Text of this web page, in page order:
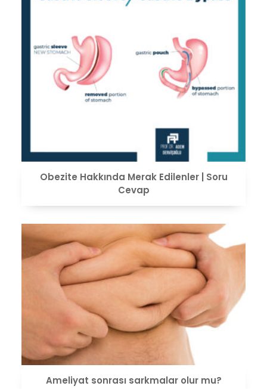
VIEW
Obezite Hakkında Merak Edilenler | Soru
Cevap
Ameliyat sonrası sarkmalar olur mu?